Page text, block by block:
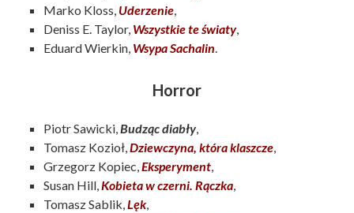
Marko Kloss, Uderzenie,
Deniss E. Taylor, Wszystkie te światy,
Eduard Wierkin, Wsypa Sachalin.
Horror
Piotr Sawicki,Budząc diabły,
Tomasz Kozioł,Dziewczyna, która klaszcze,
Grzegorz Kopiec,Eksperyment,
Susan Hill,Kobieta w czerni. Rączka,
Tomasz Sablik,Lęk,